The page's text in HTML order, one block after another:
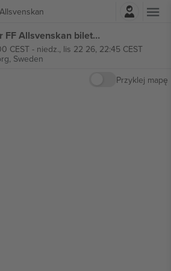
Allsvenskan
Örgryte IS vs Kalmar FF Allsvenskan biletów
CEST- niedz., lis 22 26, 22:45 CEST
Sweden
Przyklej mapę